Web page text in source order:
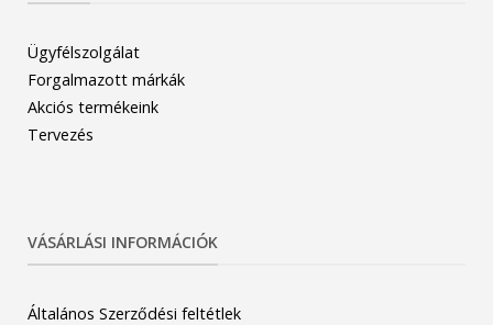
Ügyfélszolgálat
Forgalmazott márkák
Akciós termékeink
Tervezés
VÁSÁRLÁSI INFORMÁCIÓK
Általános Szerződési feltétlek